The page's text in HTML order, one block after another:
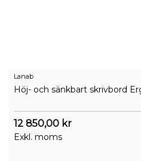
Lanab
Höj- och sänkbart skrivbord
12 850,00 kr
Exkl. moms